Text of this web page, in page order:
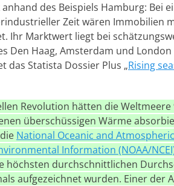
des Beispiels Hamburg: Bei
Zeit wären Immobilien
Ihr Marktwert liegt bei
Den Haag, Amsterdam und
das Statista Dossier Plus „Rising
Revolution hätten die
überschüssigen Wärme
National Oceanic and Atmospheric
Information (NOAA/
höchsten durchschnittlichen
aufgezeichnet wurden. Einer der